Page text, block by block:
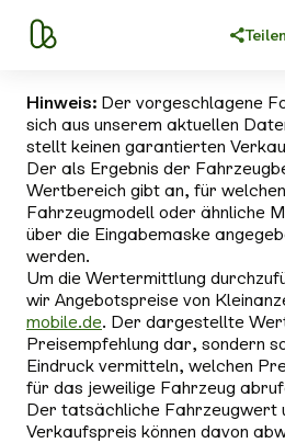
Teilen
Hinweis: Der vorgeschlagene
sich aus unserem aktuellen
stellt keinen garantierten
Der als Ergebnis der
Wertbereich gibt an, für
Fahrzeugmodell oder ähnliche
über die Eingabemaske
werden.
Um die Wertermittlung
wir Angebotspreise von
mobile.de. Der dargestellte
Preisempfehlung dar, sondern
Eindruck vermitteln, welchen
für das jeweilige Fahrzeug
Der tatsächliche Fahrzeugwert
Verkaufspreis können davon